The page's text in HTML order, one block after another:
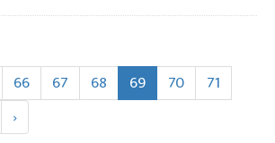
66 67 68 69 70
71
›